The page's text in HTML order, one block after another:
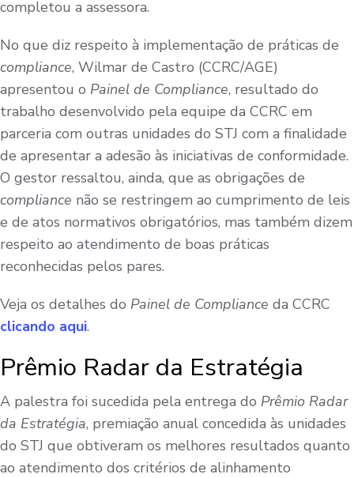
completou a assessora.
No que diz respeito à implementação de práticas de
compliance, Wilmar de Castro (CCRC/AGE)
apresentou o Painel de Compliance, resultado do
trabalho desenvolvido pela equipe da CCRC em
parceria com outras unidades do STJ com a finalidade
de apresentar a adesão às iniciativas de conformidade.
O gestor ressaltou, ainda, que as obrigações de
compliance não se restringem ao cumprimento de leis
e de atos normativos obrigatórios, mas também dizem
respeito ao atendimento de boas práticas
reconhecidas pelos pares.
Veja os detalhes do Painel de Compliance da CCRC
clicando aqui.
Prêmio Radar da Estratégia
A palestra foi sucedida pela entrega do Prêmio Radar
da Estratégia, premiação anual concedida às unidades
do STJ que obtiveram os melhores resultados quanto
ao atendimento dos critérios de alinhamento